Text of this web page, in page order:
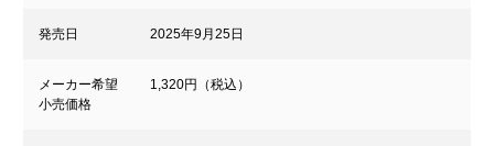
発売日 2025年9月25日
メーカー希望
小売価格
1,320円（税込）